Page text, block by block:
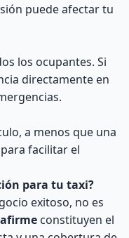
puede afectar tu
los ocupantes. Si
directamente en
a menos que una
facilitar el
para tu taxi?
exitoso, no es
constituyen el